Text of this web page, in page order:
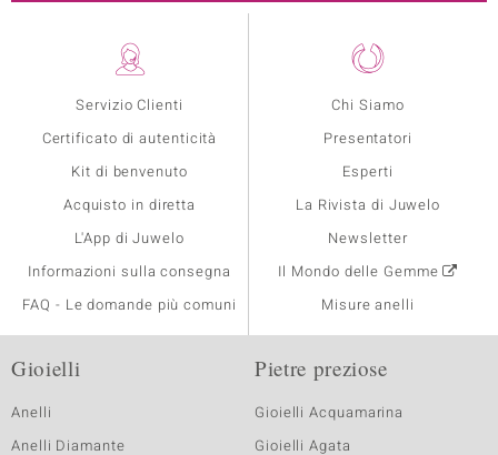
Servizio Clienti
Certificato di autenticità
Kit di benvenuto
Acquisto in diretta
L'App di Juwelo
Informazioni sulla consegna
FAQ - Le domande più comuni
Chi Siamo
Presentatori
Esperti
La Rivista di Juwelo
Newsletter
Il Mondo delle Gemme
Misure anelli
Gioielli
Anelli
Anelli Diamante
Pietre preziose
Gioielli Acquamarina
Gioielli Agata